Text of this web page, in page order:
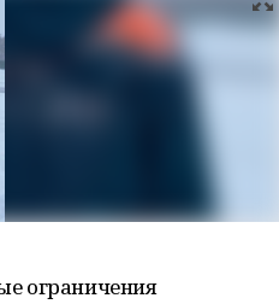
ограничения